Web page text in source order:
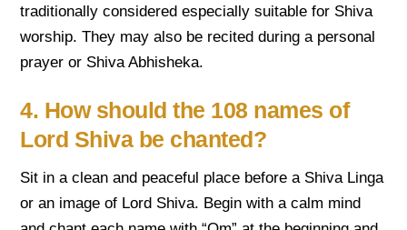
traditionally considered especially suitable for Shiva
worship. They may also be recited during a personal
prayer or Shiva Abhisheka.
4. How should the 108 names of
Lord Shiva be chanted?
Sit in a clean and peaceful place before a Shiva Linga
or an image of Lord Shiva. Begin with a calm mind